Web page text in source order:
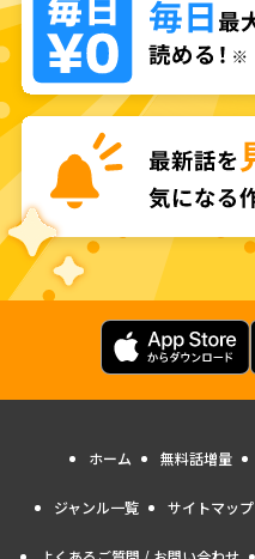
ホーム 無料話増量
ジャンル一覧 サイトマップ